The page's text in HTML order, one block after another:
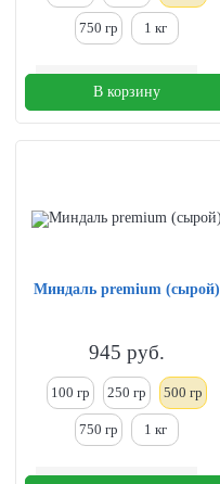
750 гр 1 кг
В корзину
Миндаль premium (сырой)
945 руб.
100 гр 250 гр 500 гр
750 гр 1 кг